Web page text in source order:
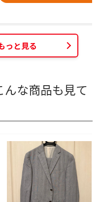
っと見る
んな商品も見て